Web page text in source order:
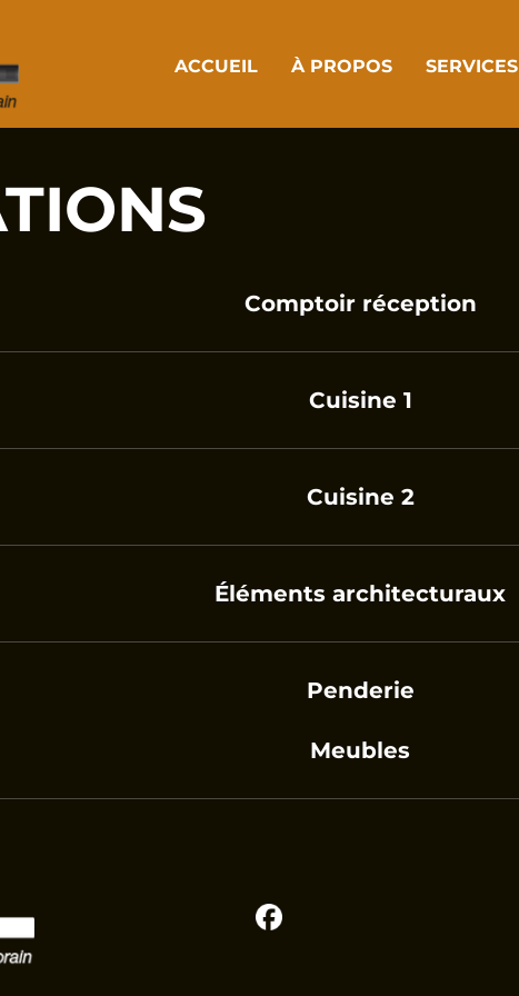
ACCUEIL À PROPOS SERVICES
Comptoir réception
Cuisine 1
Cuisine 2
Éléments architecturaux
Penderie
Meubles